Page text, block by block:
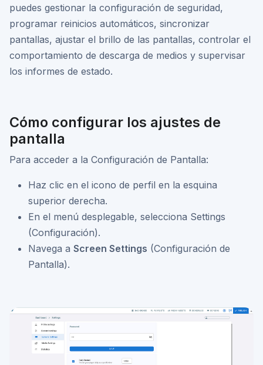
puedes gestionar la configuración de seguridad,
programar reinicios automáticos, sincronizar
pantallas, ajustar el brillo de las pantallas, controlar el
comportamiento de descarga de medios y supervisar
los informes de estado.
Cómo configurar los ajustes de
pantalla
Para acceder a la Configuración de Pantalla:
Haz clic en el icono de perfil en la esquina
superior derecha.
En el menú desplegable, selecciona Settings
(Configuración).
Navega a Screen Settings (Configuración de
Pantalla).